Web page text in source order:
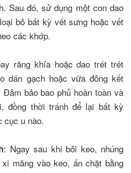
Sau đó, sử dụng một con dao
bỏ bất kỳ vết sưng hoặc vết
các khớp.
răng khía hoặc dao trét trét
dán gạch hoặc vữa đông kết
bảo bao phủ hoàn toàn và
đồng thời tránh để lại bất kỳ
cục u nào.
: Ngay sau khi bôi keo, nhúng
măng vào keo, ấn chặt bằng